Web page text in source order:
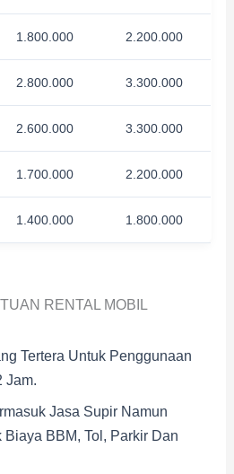
1.800.000 2.200.000
2.800.000 3.300.000
2.600.000 3.300.000
1.700.000 2.200.000
1.400.000 1.800.000
RENTAL MOBIL
Tertera Untuk Penggunaan
Jam.
Jasa Supir Namun
Biaya BBM, Tol, Parkir Dan